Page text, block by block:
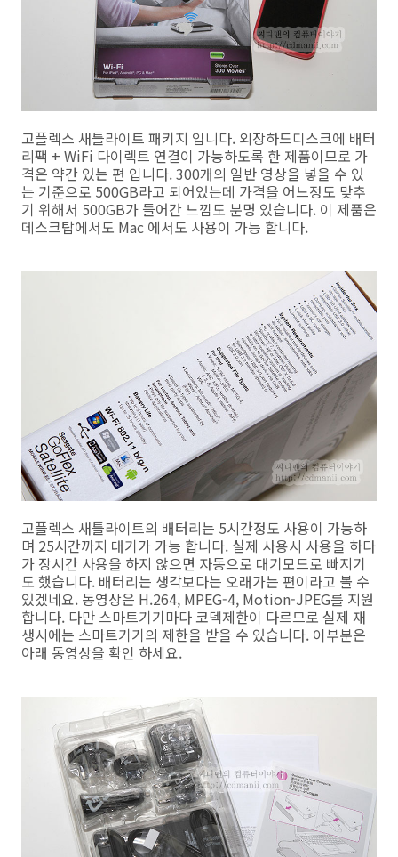
고플렉스 새틀라이트 패키지 입니다. 외장하드디스크에 배터
리팩 + WiFi 다이렉트 연결이 가능하도록 한 제품이므로 가
격은 약간 있는 편 입니다. 300개의 일반 영상을 넣을 수 있
는 기준으로 500GB라고 되어있는데 가격을 어느정도 맞추
기 위해서 500GB가 들어간 느낌도 분명 있습니다. 이 제품은
데스크탑에서도 Mac 에서도 사용이 가능 합니다.
고플렉스 새틀라이트의 배터리는 5시간정도 사용이 가능하
며 25시간까지 대기가 가능 합니다. 실제 사용시 사용을 하다
가 장시간 사용을 하지 않으면 자동으로 대기모드로 빠지기
도 했습니다. 배터리는 생각보다는 오래가는 편이라고 볼 수
있겠네요. 동영상은 H.264, MPEG-4, Motion-JPEG를 지원
합니다. 다만 스마트기기마다 코덱제한이 다르므로 실제 재
생시에는 스마트기기의 제한을 받을 수 있습니다. 이부분은
아래 동영상을 확인 하세요.